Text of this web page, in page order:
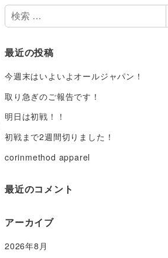
検
索
最近の投稿
今週末はいよいよオールジャパン！
取り急ぎのご報告です！
明日は初戦！！
初戦まで2週間切りました！
corinmethod apparel
最近のコメント
アーカイブ
2026年8月